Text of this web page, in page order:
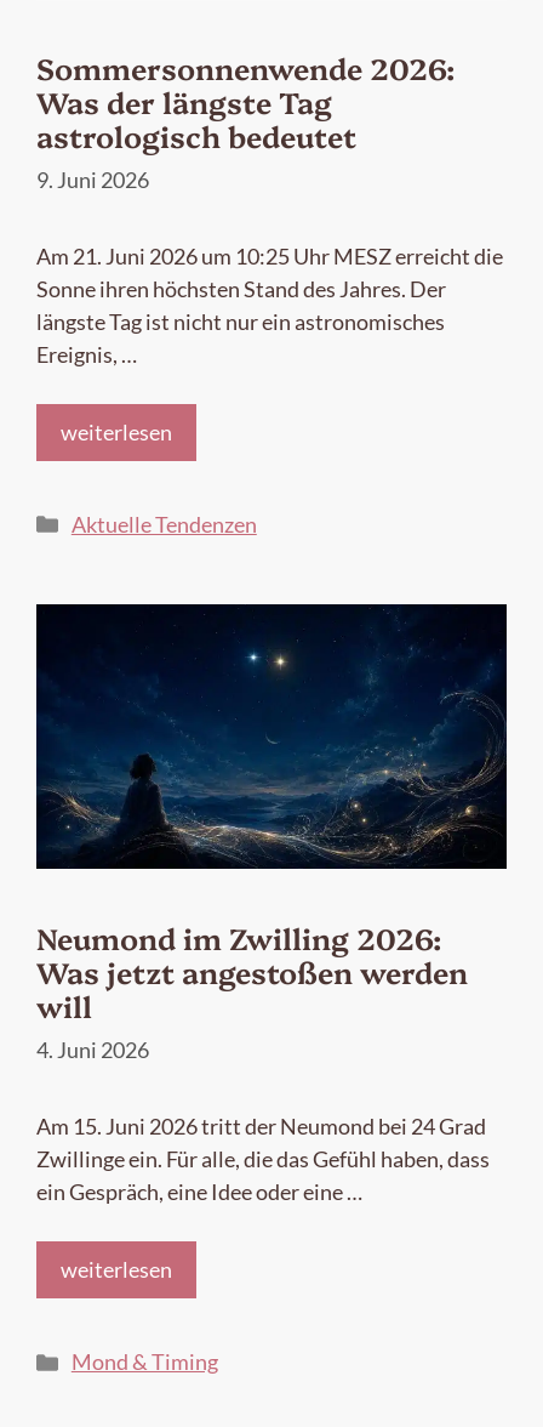
Sommersonnenwende 2026:
Was der längste Tag
astrologisch bedeutet
9. Juni 2026
Am 21. Juni 2026 um 10:25 Uhr MESZ erreicht die
Sonne ihren höchsten Stand des Jahres. Der
längste Tag ist nicht nur ein astronomisches
Ereignis, …
weiterlesen
Kategorien
Aktuelle Tendenzen
Neumond im Zwilling 2026:
Was jetzt angestoßen werden
will
4. Juni 2026
Am 15. Juni 2026 tritt der Neumond bei 24 Grad
Zwillinge ein. Für alle, die das Gefühl haben, dass
ein Gespräch, eine Idee oder eine …
weiterlesen
Kategorien
Mond & Timing